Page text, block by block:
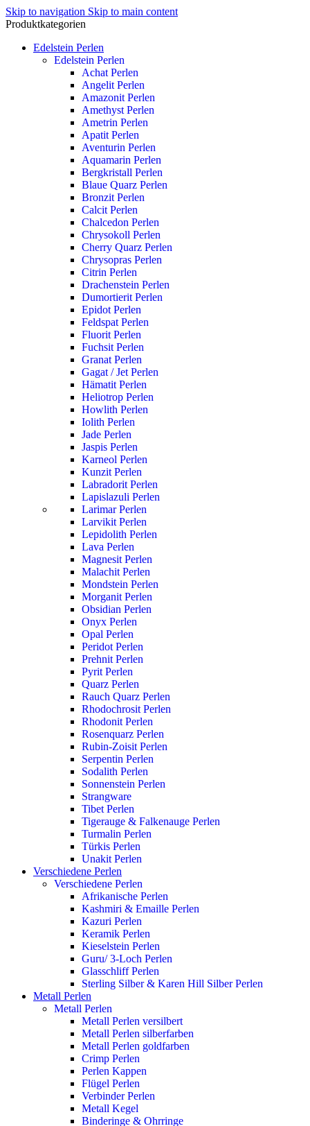
Skip to navigation Skip to main content
Produktkategorien
Edelstein Perlen
Edelstein Perlen
Achat Perlen
Angelit Perlen
Amazonit Perlen
Amethyst Perlen
Ametrin Perlen
Apatit Perlen
Aventurin Perlen
Aquamarin Perlen
Bergkristall Perlen
Blaue Quarz Perlen
Bronzit Perlen
Calcit Perlen
Chalcedon Perlen
Chrysokoll Perlen
Cherry Quarz Perlen
Chrysopras Perlen
Citrin Perlen
Drachenstein Perlen
Dumortierit Perlen
Epidot Perlen
Feldspat Perlen
Fluorit Perlen
Fuchsit Perlen
Granat Perlen
Gagat / Jet Perlen
Hämatit Perlen
Heliotrop Perlen
Howlith Perlen
Iolith Perlen
Jade Perlen
Jaspis Perlen
Karneol Perlen
Kunzit Perlen
Labradorit Perlen
Lapislazuli Perlen
Larimar Perlen
Larvikit Perlen
Lepidolith Perlen
Lava Perlen
Magnesit Perlen
Malachit Perlen
Mondstein Perlen
Morganit Perlen
Obsidian Perlen
Onyx Perlen
Opal Perlen
Peridot Perlen
Prehnit Perlen
Pyrit Perlen
Quarz Perlen
Rauch Quarz Perlen
Rhodochrosit Perlen
Rhodonit Perlen
Rosenquarz Perlen
Rubin-Zoisit Perlen
Serpentin Perlen
Sodalith Perlen
Sonnenstein Perlen
Strangware
Tibet Perlen
Tigerauge & Falkenauge Perlen
Turmalin Perlen
Türkis Perlen
Unakit Perlen
Verschiedene Perlen
Verschiedene Perlen
Afrikanische Perlen
Kashmiri & Emaille Perlen
Kazuri Perlen
Keramik Perlen
Kieselstein Perlen
Guru/ 3-Loch Perlen
Glasschliff Perlen
Sterling Silber & Karen Hill Silber Perlen
Metall Perlen
Metall Perlen
Metall Perlen versilbert
Metall Perlen silberfarben
Metall Perlen goldfarben
Crimp Perlen
Perlen Kappen
Flügel Perlen
Verbinder Perlen
Metall Kegel
Binderinge & Ohrringe